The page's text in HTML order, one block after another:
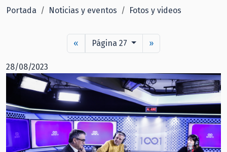
Portada Noticias y eventos Fotos y videos
« Página 27 »
28/08/2023